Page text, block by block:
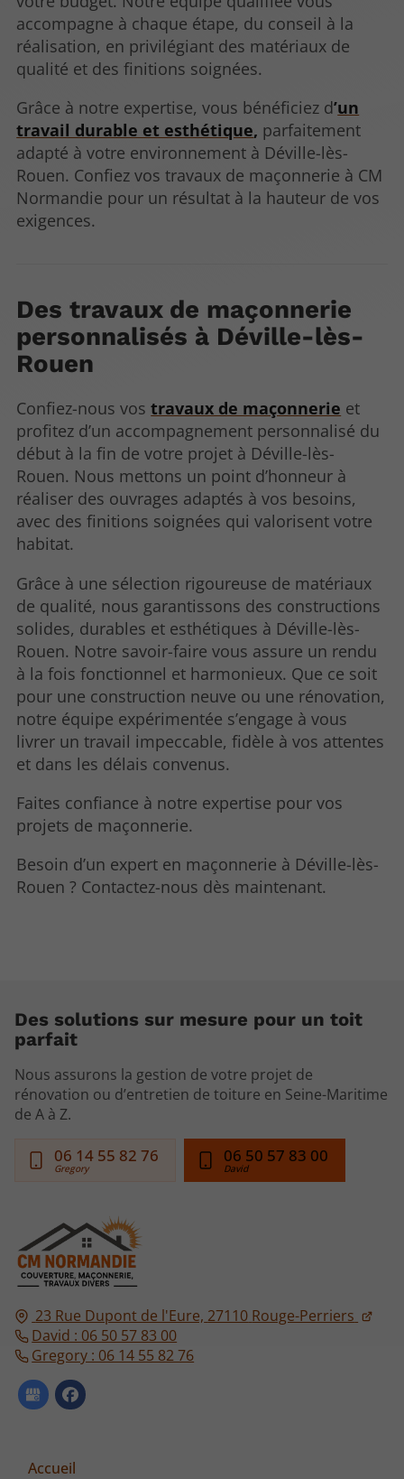
accompagne à chaque étape, du conseil à la
réalisation, en privilégiant des matériaux de
qualité et des finitions soignées.
Grâce à notre expertise, vous bénéficiez d’un
travail durable et esthétique, parfaitement
adapté à votre environnement à Déville-lès-
Rouen. Confiez vos travaux de maçonnerie à CM
Normandie pour un résultat à la hauteur de vos
exigences.
Des travaux de maçonnerie
personnalisés à Déville-lès-
Rouen
Confiez-nous vostravaux de maçonnerie et
profitez d’un accompagnement personnalisé du
début à la fin de votre projet à Déville-lès-
Rouen. Nous mettons un point d’honneur à
réaliser des ouvrages adaptés à vos besoins,
avec des finitions soignées qui valorisent votre
habitat.
Grâce à une sélection rigoureuse de matériaux
de qualité, nous garantissons des constructions
solides, durables et esthétiques à Déville-lès-
Rouen. Notre savoir-faire vous assure un rendu
à la fois fonctionnel et harmonieux. Que ce soit
pour une construction neuve ou une rénovation,
notre équipe expérimentée s’engage à vous
livrer un travail impeccable, fidèle à vos attentes
et dans les délais convenus.
Faites confiance à notre expertise pour vos
projets de maçonnerie.
Besoin d’un expert en maçonnerie à Déville-lès-
Rouen ? Contactez-nous dès maintenant.
23 Rue Dupont de l'Eure, 27110 Rouge-Perriers
David : 06 50 57 83 00
Gregory : 06 14 55 82 76
Accueil
Des solutions sur mesure pour un toit
parfait
Nous assurons la gestion de votre projet de
rénovation ou d’entretien de toiture en Seine-Maritime
de A à Z.
06 14 55 82 76 06 50 57 83 00